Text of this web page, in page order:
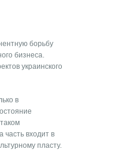
борьбу
бизнеса.
украинского
в
часть входит в
пласту.